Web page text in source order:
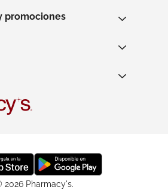
promociones
2026 Pharmacy's.